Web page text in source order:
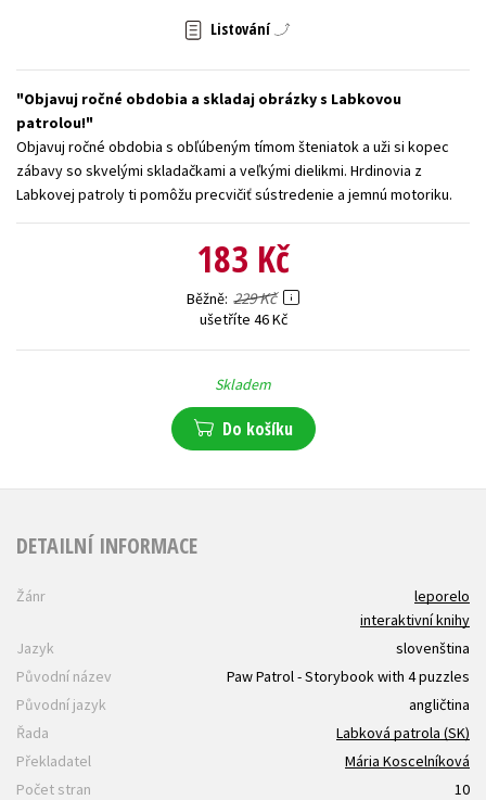
Zahraniční literatura
Listování
Objavuj ročné obdobia a skladaj obrázky s Labkovou
patrolou!
Objavuj ročné obdobia s obľúbeným tímom šteniatok a uži si kopec
zábavy so skvelými skladačkami a veľkými dielikmi. Hrdinovia z
Labkovej patroly ti pomôžu precvičiť sústredenie a jemnú motoriku.
183 Kč
Běžně 229 Kč
ušetříte 46 Kč
Skladem
Do košíku
DETAILNÍ INFORMACE
Žánr
leporelo
interaktivní knihy
Jazyk
slovenština
Původní název
Paw Patrol - Storybook with 4 puzzles
Původní jazyk
angličtina
Řada
Labková patrola (SK)
Překladatel
Mária Koscelníková
Počet stran
10